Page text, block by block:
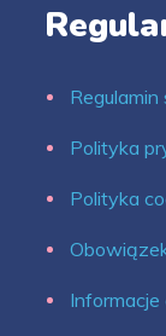
Regulamin
Polityka
Polityka